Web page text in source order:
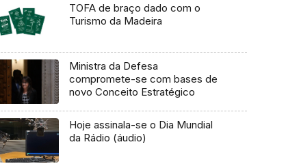
TOFA de braço dado com o
Turismo da Madeira
Ministra da Defesa
compromete-se com bases de
novo Conceito Estratégico
Hoje assinala-se o Dia Mundial
da Rádio (áudio)